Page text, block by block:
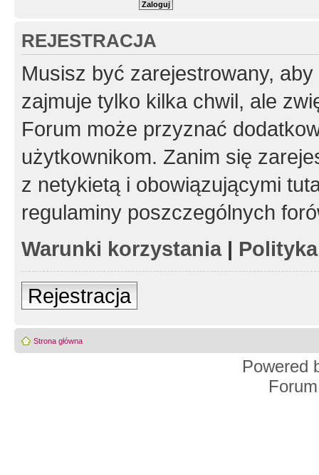
REJESTRACJA
Musisz być zarejestrowany,
zajmuje tylko kilka chwil, ale
Forum może przyznać
użytkownikom. Zanim się
z netykietą i obowiązującymi
regulaminy poszczególnych
Warunki korzystania|
Rejestracja
Strona główna
Powered